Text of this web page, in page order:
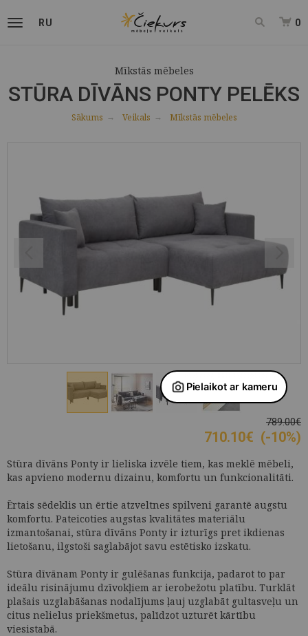
RU 0
Mīkstās mēbeles
STŪRA DĪVĀNS PONTY PELĒKS
Sākums Veikals Mīkstās mēbeles
789.00€
710.10€ (-10%)
Stūra dīvāns Ponty ir lieliska izvēle tiem, kas meklē mēbeli,
kas apvieno modernu dizainu, komfortu un funkcionalitāti.
Ērtais sēdeklis un ērtie atzveltnes spilveni garantē augstu
komfortu. Pateicoties augstas kvalitātes materiālu
izmantošanai, stūra dīvāns Ponty ir izturīgs pret ikdienas
lietošanu, ilgstoši saglabājot savu estētisko izskatu.
Stūra dīvānam Ponty ir gulēšanas funkcija, padarot to par
ideālu risinājumu dzīvokļiem ar ierobežotu platību. Turklāt
plašais uzglabāšanas nodalījums ļauj uzglabāt gultasveļu un
citus nelielus priekšmetus, palīdzot uzturēt kārtību
viesistabā.